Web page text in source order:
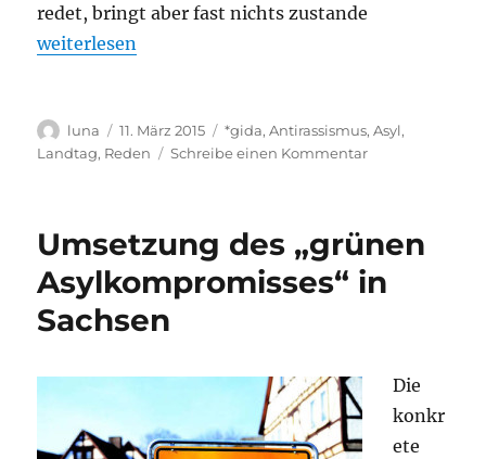
redet, bringt aber fast nichts zustande
„CDU und PEGIDA vergiften Atmosphäre bei Asyl“
weiterlesen
Autor
luna
Veröffentlicht
am
11. März 2015 Kategorien
*gida,Antirassismus,Asyl,
Landtag, Reden Schreibe einen Kommentarzu
vergiften
bei
Umsetzung des „grünen
Asylkompromisses“ in
Sachsen
Die
konkr
ete